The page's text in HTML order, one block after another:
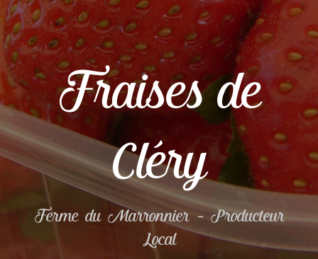
Fraises de
Cléry
Ferme du Marronnier – Producteur
Local